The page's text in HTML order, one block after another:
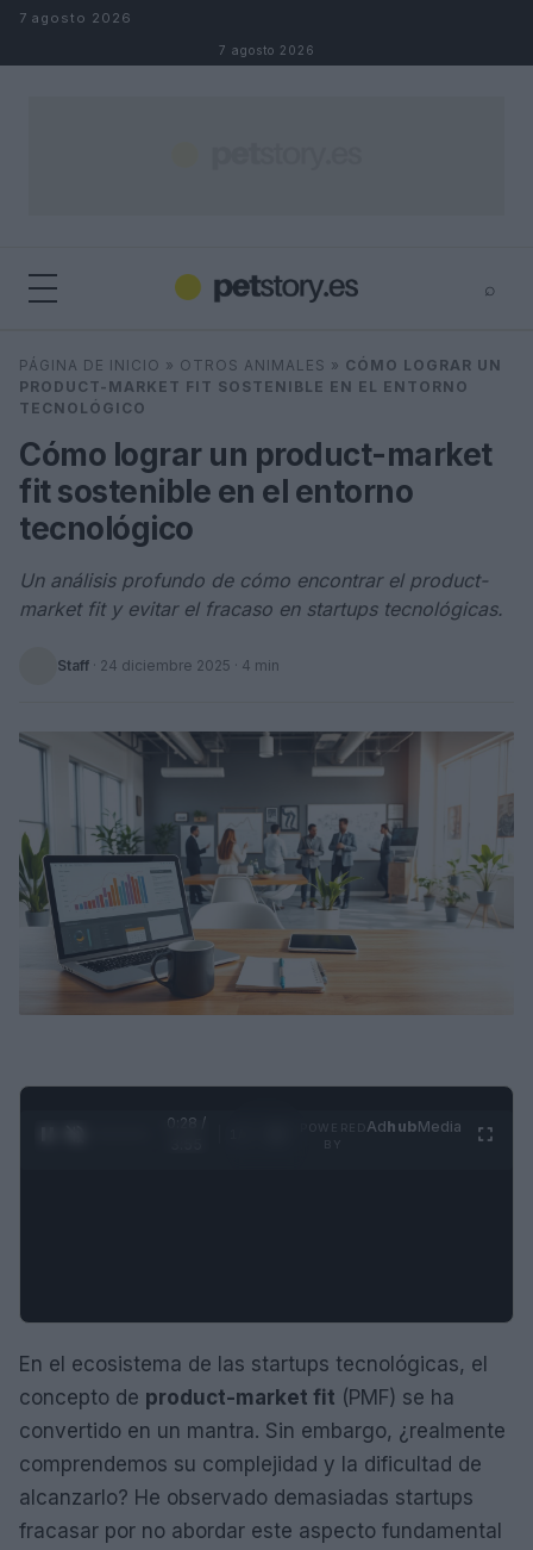
Saltar al contenido
7 agosto 2026
7 agosto 2026
⌕
Buscar ⌕ ×
PÁGINA DE INICIO » OTROS ANIMALES » CÓMO LOGRAR UN
PRODUCT-MARKET FIT SOSTENIBLE EN EL ENTORNO
TECNOLÓGICO
Cómo lograr un product-market
fit sostenible en el entorno
tecnológico
Un análisis profundo de cómo encontrar el product-
market fit y evitar el fracaso en startups tecnológicas.
Staff · 24 diciembre 2025 · 4 min
0:29 /
AdhubMedia
En el ecosistema de las startups tecnológicas, el
concepto de product-market fit (PMF) se ha
convertido en un mantra. Sin embargo, ¿realmente
comprendemos su complejidad y la dificultad de
alcanzarlo? He observado demasiadas startups
fracasar por no abordar este aspecto fundamental